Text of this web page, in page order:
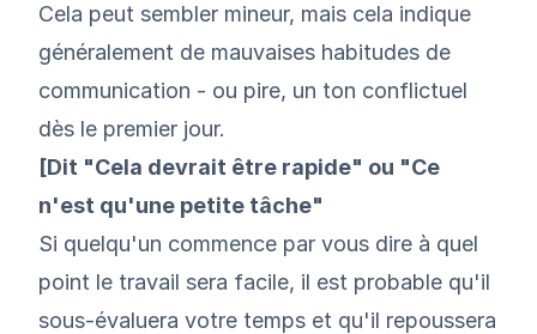
Cela peut sembler mineur, mais cela indique
généralement de mauvaises habitudes de
communication - ou pire, un ton conflictuel
dès le premier jour.
[Dit "Cela devrait être rapide" ou "Ce
n'est qu'une petite tâche"
Si quelqu'un commence par vous dire à quel
point le travail sera facile, il est probable qu'il
sous-évaluera votre temps et qu'il repoussera